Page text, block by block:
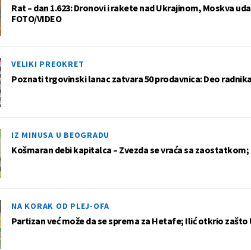
Rat – dan 1.623: Dronovi i rakete nad Ukrajinom, Moskva
FOTO/VIDEO
VELIKI PREOKRET
Poznati trgovinski lanac zatvara 50 prodavnica: Deo
IZ MINUSA U BEOGRADU
Košmaran debi kapitalca – Zvezda se vraća sa zaostatkom;
NA KORAK OD PLEJ-OFA
Partizan već može da se sprema za Hetafe; Ilić otkrio zašto